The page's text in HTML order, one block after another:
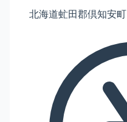
北海道虻田郡倶知安町